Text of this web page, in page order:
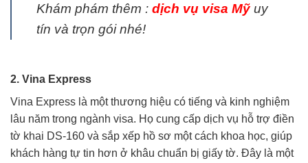
Khám phám thêm : dịch vụ visa Mỹuy
tín và trọn gói nhé!
2. Vina Express
Vina Express là một thương hiệu có tiếng và kinh nghiệm
lâu năm trong ngành visa. Họ cung cấp dịch vụ hỗ trợ điền
tờ khai DS-160 và sắp xếp hồ sơ một cách khoa học, giúp
khách hàng tự tin hơn ở khâu chuẩn bị giấy tờ. Đây là một